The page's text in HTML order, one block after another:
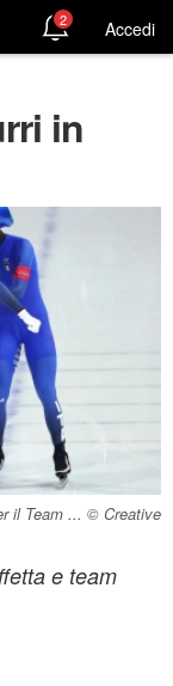
2 Accedi
in
il Team ... © Creative
e team